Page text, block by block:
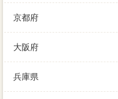
京都府
大阪府
兵庫県